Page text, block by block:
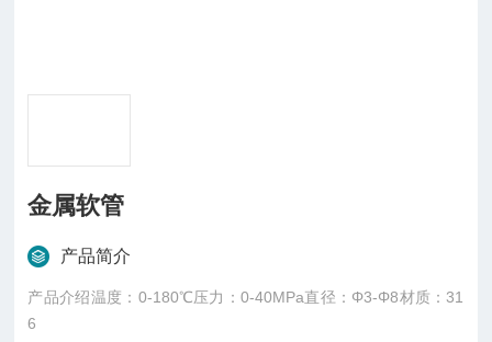
金属软管
产品简介
产品介绍温度：0-180℃压力：0-40MPa直径：Φ3-Φ8材质：31
6